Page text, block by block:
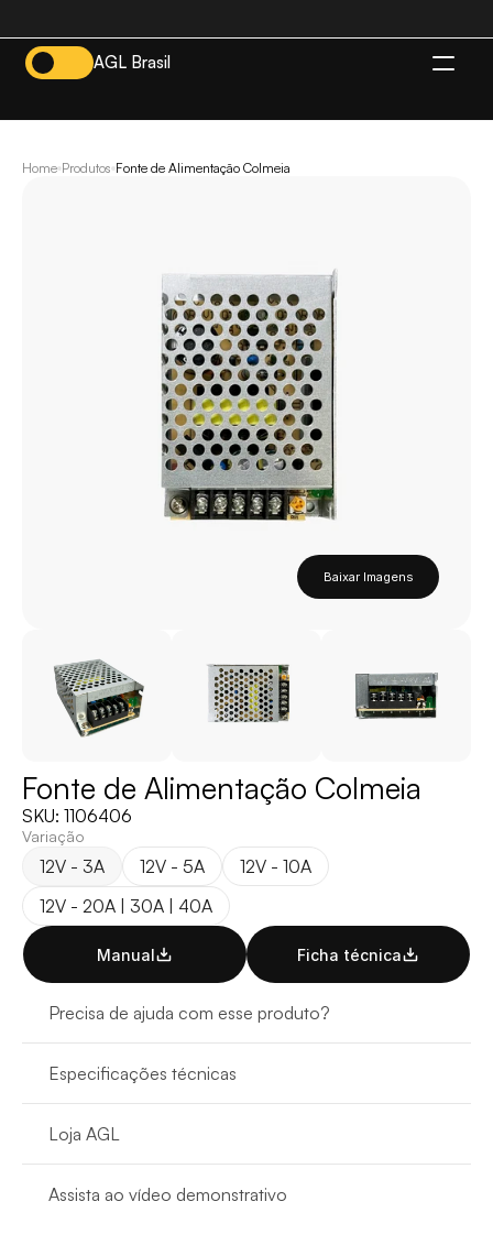
AGL Brasil
Home Produtos Fonte de Alimentação Colmeia
Baixar Imagens
Fonte de Alimentação Colmeia
SKU: 1106406
Variação
12V - 3A 12V - 5A
12V - 10A
12V - 20A | 30A | 40A
Manual Ficha técnica
Precisa de ajuda com esse produto?
Especificações técnicas
Loja AGL
Assista ao vídeo demonstrativo